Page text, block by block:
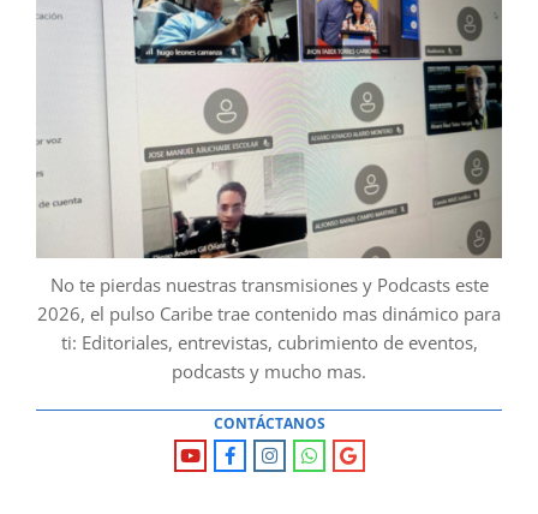
No te pierdas nuestras transmisiones y Podcasts este
2026, el pulso Caribe trae contenido mas dinámico para
ti: Editoriales, entrevistas, cubrimiento de eventos,
podcasts y mucho mas.
CONTÁCTANOS